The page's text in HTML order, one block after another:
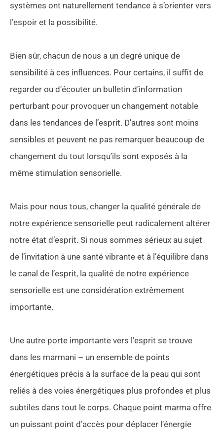
systèmes ont naturellement tendance à s’orienter vers
l’espoir et la possibilité.
Bien sûr, chacun de nous a un degré unique de
sensibilité à ces influences. Pour certains, il suffit de
regarder ou d’écouter un bulletin d’information
perturbant pour provoquer un changement notable
dans les tendances de l’esprit. D’autres sont moins
sensibles et peuvent ne pas remarquer beaucoup de
changement du tout lorsqu’ils sont exposés à la
même stimulation sensorielle.
Mais pour nous tous, changer la qualité générale de
notre expérience sensorielle peut radicalement altérer
notre état d’esprit. Si nous sommes sérieux au sujet
de l’invitation à une santé vibrante et à l’équilibre dans
le canal de l’esprit, la qualité de notre expérience
sensorielle est une considération extrêmement
importante.
Une autre porte importante vers l’esprit se trouve
dans les marmani – un ensemble de points
énergétiques précis à la surface de la peau qui sont
reliés à des voies énergétiques plus profondes et plus
subtiles dans tout le corps. Chaque point marma offre
un puissant point d’accès pour déplacer l’énergie